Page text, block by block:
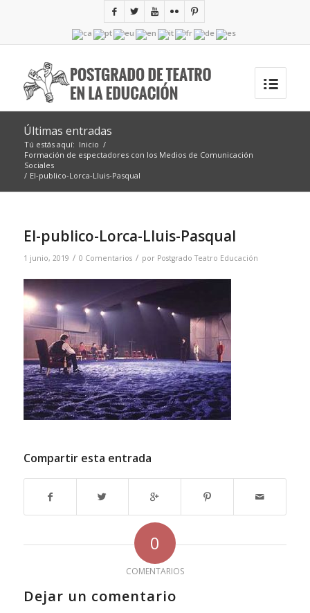
Últimas entradas
Tú estás aquí: Inicio /
Formación de espectadores con los Medios de Comunicación
Sociales
/ El-publico-Lorca-Lluis-Pasqual
El-publico-Lorca-Lluis-Pasqual
1 junio, 2019 / 0 Comentarios / por Postgrado Teatro Educación
Compartir esta entrada
0
COMENTARIOS
Dejar un comentario